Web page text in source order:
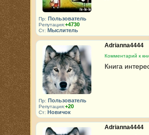
Пр: Пользователь
Репутация:+4730
Ст: Мыслитель
Пр: Пользователь
Репутация:+20
Ст: Новичок
Adrianna4444
Комментарий к
Книга
Adrianna4444